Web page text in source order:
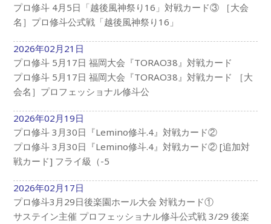
プロ修斗 4月5日「越後風神祭り16」対戦カード③ ［大会
名］プロ修斗公式戦「越後風神祭り16」
2026年02月21日
プロ修斗 5月17日 福岡大会『TORAO38』対戦カード
プロ修斗 5月17日 福岡大会『TORAO38』対戦カード ［大
会名］プロフェッショナル修斗公
2026年02月19日
プロ修斗 3月30日『Lemino修斗.4』対戦カード②
プロ修斗 3月30日『Lemino修斗.4』対戦カード② [追加対
戦カード] フライ級（-5
2026年02月17日
プロ修斗3月29日後楽園ホール大会 対戦カード①
サステイン主催 プロフェッショナル修斗公式戦 3/29 後楽